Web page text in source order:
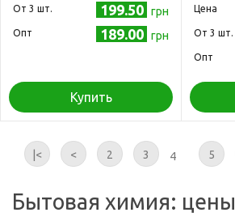
Oт 3 шт. 199.50 грн
Опт 189.00 грн
Купить
Цена
Oт 3 шт.
Опт
|< < 2 3 4 5
Бытовая химия: цены